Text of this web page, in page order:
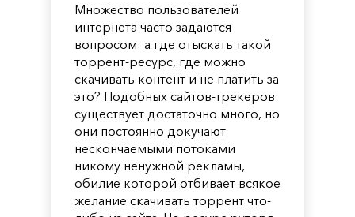
Множество пользователей
интернета часто задаются
вопросом: а где отыскать такой
торрент-ресурс, где можно
скачивать контент и не платить за
это? Подобных сайтов-трекеров
существует достаточно много, но
они постоянно докучают
нескончаемыми потоками
никому ненужной рекламы,
обилие которой отбивает всякое
желание скачивать торрент что-